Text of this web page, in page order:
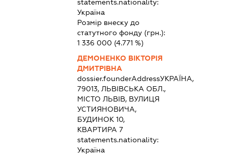
statements.nationality:
Україна
Розмір внеску до
статутного фонду (грн.):
1 336 000 (4.771 %)
ДЕМОНЕНКО ВІКТОРІЯ
ДМИТРІВНА
dossier.founderAddressУКРАЇНА,
79013, ЛЬВІВСЬКА ОБЛ.,
МІСТО ЛЬВІВ, ВУЛИЦЯ
УСТИЯНОВИЧА,
БУДИНОК 10,
КВАРТИРА 7
statements.nationality:
Україна